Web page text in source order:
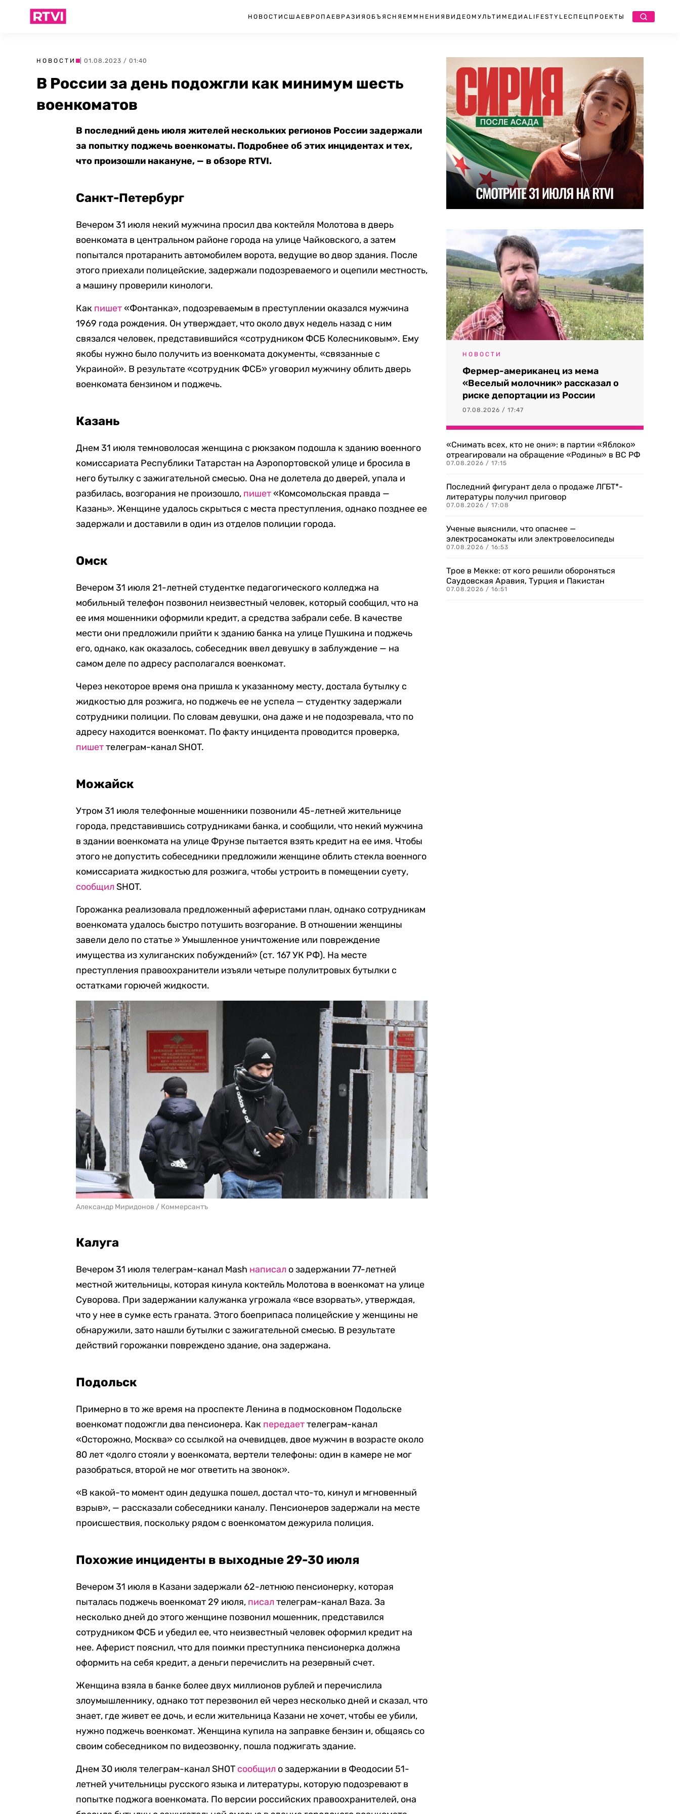
НОВОСТИ США ЕВРОПА ЕВРАЗИЯ ОБЪЯСНЯЕМ МНЕНИЯ ВИДЕО МУЛЬТИМЕДИА LIFESTYLEСПЕЦПРОЕКТЫ
НОВОСТИ | 01.08.2023 / 01:40
В России за день подожгли как минимум шесть
военкоматов
В последний день июля жителей нескольких регионов России задержали
за попытку поджечь военкоматы. Подробнее об этих инцидентах и тех,
что произошли накануне, — в обзоре RTVI.
Санкт-Петербург
Вечером 31 июля некий мужчина просил два коктейля Молотова в дверь
военкомата в центральном районе города на улице Чайковского, а затем
попытался протаранить автомобилем ворота, ведущие во двор здания. После
этого приехали полицейские, задержали подозреваемого и оцепили местность,
а машину проверили кинологи.
Как пишет«Фонтанка», подозреваемым в преступлении оказался мужчина
1969 года рождения. Он утверждает, что около двух недель назад с ним
связался человек, представившийся «сотрудником ФСБ Колесниковым». Ему
якобы нужно было получить из военкомата документы, «связанные с
Украиной». В результате «сотрудник ФСБ» уговорил мужчину облить дверь
военкомата бензином и поджечь.
Казань
Днем 31 июля темноволосая женщина с рюкзаком подошла к зданию военного
комиссариата Республики Татарстан на Аэропортовской улице и бросила в
него бутылку с зажигательной смесью. Она не долетела до дверей, упала и
разбилась, возгорания не произошло, пишет«Комсомольская правда —
Казань». Женщине удалось скрыться с места преступления, однако позднее ее
задержали и доставили в один из отделов полиции города.
Омск
Вечером 31 июля 21-летней студентке педагогического колледжа на
мобильный телефон позвонил неизвестный человек, который сообщил, что на
ее имя мошенники оформили кредит, а средства забрали себе. В качестве
мести они предложили прийти к зданию банка на улице Пушкина и поджечь
его, однако, как оказалось, собеседник ввел девушку в заблуждение — на
самом деле по адресу располагался военкомат.
Через некоторое время она пришла к указанному месту, достала бутылку с
жидкостью для розжига, но поджечь ее не успела — студентку задержали
сотрудники полиции. По словам девушки, она даже и не подозревала, что по
адресу находится военкомат. По факту инцидента проводится проверка,
пишеттелеграм-канал SHOT.
Можайск
Утром 31 июля телефонные мошенники позвонили 45-летней жительнице
города, представившись сотрудниками банка, и сообщили, что некий мужчина
в здании военкомата на улице Фрунзе пытается взять кредит на ее имя. Чтобы
этого не допустить собеседники предложили женщине облить стекла военного
комиссариата жидкостью для розжига, чтобы устроить в помещении суету,
сообщил SHOT.
Горожанка реализовала предложенный аферистами план, однако сотрудникам
военкомата удалось быстро потушить возгорание. В отношении женщины
завели дело по статье » Умышленное уничтожение или повреждение
имущества из хулиганских побуждений» (ст. 167 УК РФ). На месте
преступления правоохранители изъяли четыре полулитровых бутылки с
остатками горючей жидкости.
Александр Миридонов / Коммерсантъ
Калуга
Вечером 31 июля телеграм-канал Mash написал о задержании 77-летней
местной жительницы, которая кинула коктейль Молотова в военкомат на улице
Суворова. При задержании калужанка угрожала «все взорвать», утверждая,
что у нее в сумке есть граната. Этого боеприпаса полицейские у женщины не
обнаружили, зато нашли бутылки с зажигательной смесью. В результате
действий горожанки повреждено здание, она задержана.
Подольск
Примерно в то же время на проспекте Ленина в подмосковном Подольске
военкомат подожгли два пенсионера. Как передаеттелеграм-канал
«Осторожно, Москва» со ссылкой на очевидцев, двое мужчин в возрасте около
80 лет «долго стояли у военкомата, вертели телефоны: один в камере не мог
разобраться, второй не мог ответить на звонок».
«В какой-то момент один дедушка пошел, достал что-то, кинул и мгновенный
взрыв», — рассказали собеседники каналу. Пенсионеров задержали на месте
происшествия, поскольку рядом с военкоматом дежурила полиция.
Похожие инциденты в выходные 29-30 июля
Вечером 31 июля в Казани задержали 62-летнюю пенсионерку, которая
пыталась поджечь военкомат 29 июля, писал телеграм-канал Baza. За
несколько дней до этого женщине позвонил мошенник, представился
сотрудником ФСБ и убедил ее, что неизвестный человек оформил кредит на
нее. Аферист пояснил, что для поимки преступника пенсионерка должна
оформить на себя кредит, а деньги перечислить на резервный счет.
Женщина взяла в банке более двух миллионов рублей и перечислила
злоумышленнику, однако тот перезвонил ей через несколько дней и сказал, что
знает, где живет ее дочь, и если жительница Казани не хочет, чтобы ее убили,
нужно поджечь военкомат. Женщина купила на заправке бензин и, общаясь со
своим собеседником по видеозвонку, пошла поджигать здание.
Днем 30 июля телеграм-канал SHOT сообщил о задержании в Феодосии 51-
летней учительницы русского языка и литературы, которую подозревают в
попытке поджога военкомата. По версии российских правоохранителей, она
НОВОСТИ
Фермер-американец из мема
«Веселый молочник» рассказал о
риске депортации из России
07.08.2026 / 17:47
«Снимать всех, кто не они»: в партии «Яблоко»
отреагировали на обращение «Родины» в ВС РФ
07.08.2026 / 17:15
Последний фигурант дела о продаже ЛГБТ*-
литературы получил приговор
07.08.2026 / 17:08
Ученые выяснили, что опаснее —
электросамокаты или электровелосипеды
07.08.2026 / 16:53
Трое в Мекке: от кого решили обороняться
Саудовская Аравия, Турция и Пакистан
07.08.2026 / 16:51